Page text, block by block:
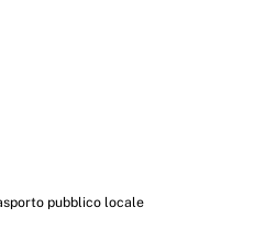
pubblico locale